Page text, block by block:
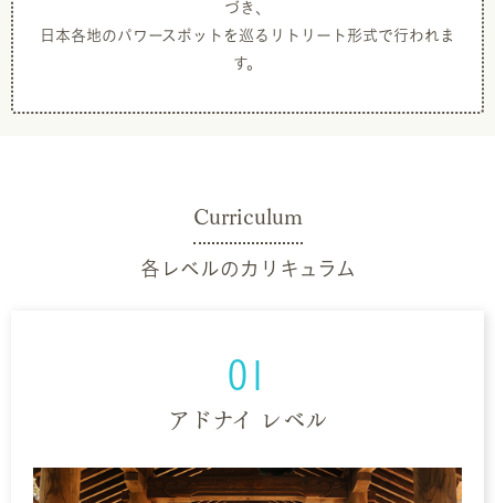
づき、
日本各地のパワースポットを巡るリトリート形式で行われま
す。
Curriculum
各レベルのカリキュラム
01
アドナイ レベル